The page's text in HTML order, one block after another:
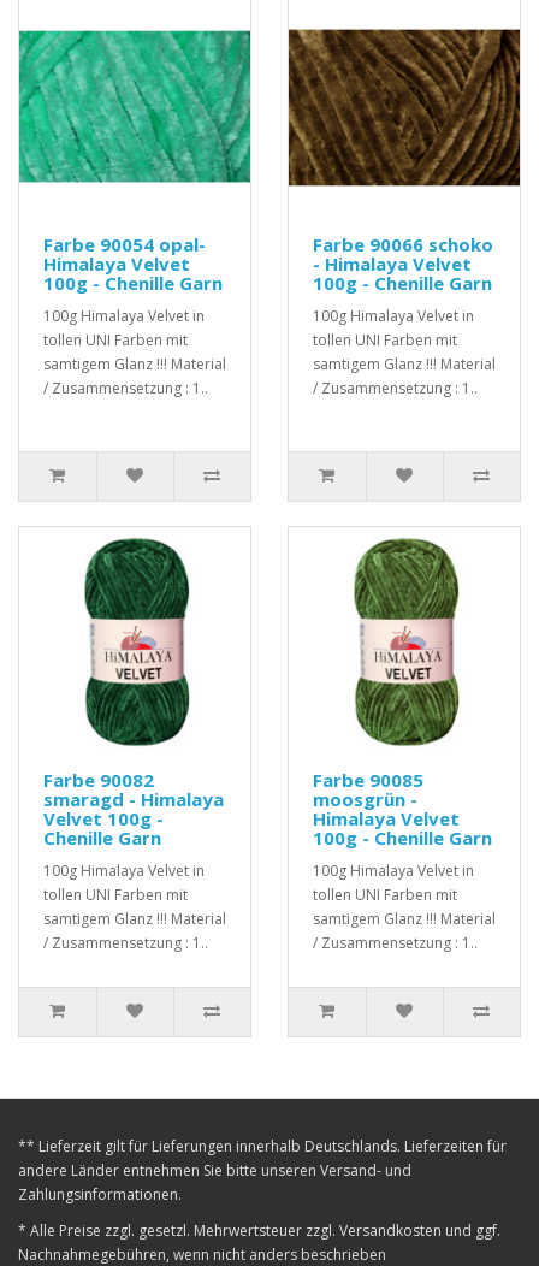
Farbe 90054 opal-
Himalaya Velvet
100g - Chenille Garn
100g Himalaya Velvet in
tollen UNI Farben mit
samtigem Glanz !!! Material
/ Zusammensetzung : 1..
Farbe 90066 schoko
- Himalaya Velvet
100g - Chenille Garn
100g Himalaya Velvet in
tollen UNI Farben mit
samtigem Glanz !!! Material
/ Zusammensetzung : 1..
Farbe 90082
smaragd - Himalaya
Velvet 100g -
Chenille Garn
100g Himalaya Velvet in
tollen UNI Farben mit
samtigem Glanz !!! Material
/ Zusammensetzung : 1..
Farbe 90085
moosgrün -
Himalaya Velvet
100g - Chenille Garn
100g Himalaya Velvet in
tollen UNI Farben mit
samtigem Glanz !!! Material
/ Zusammensetzung : 1..
** Lieferzeit gilt für Lieferungen innerhalb Deutschlands. Lieferzeiten für
andere Länder entnehmen Sie bitte unseren Versand- und
Zahlungsinformationen.
* Alle Preise zzgl. gesetzl. Mehrwertsteuer zzgl. Versandkosten und ggf.
Nachnahmegebühren, wenn nicht anders beschrieben